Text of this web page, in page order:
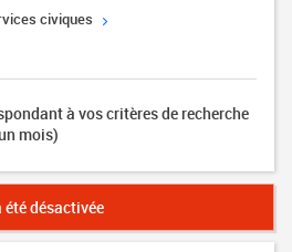
civiques
à vos critères de recherche
mois)
été désactivée